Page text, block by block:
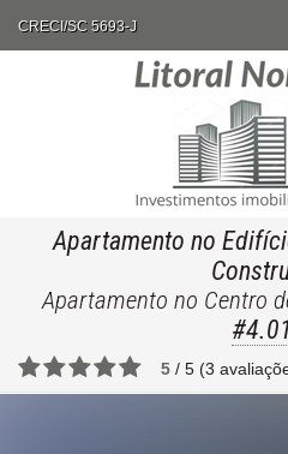
CRECI/SC 5693-J
Apartamento no
Apartamento no Centro
5 / 5 (3